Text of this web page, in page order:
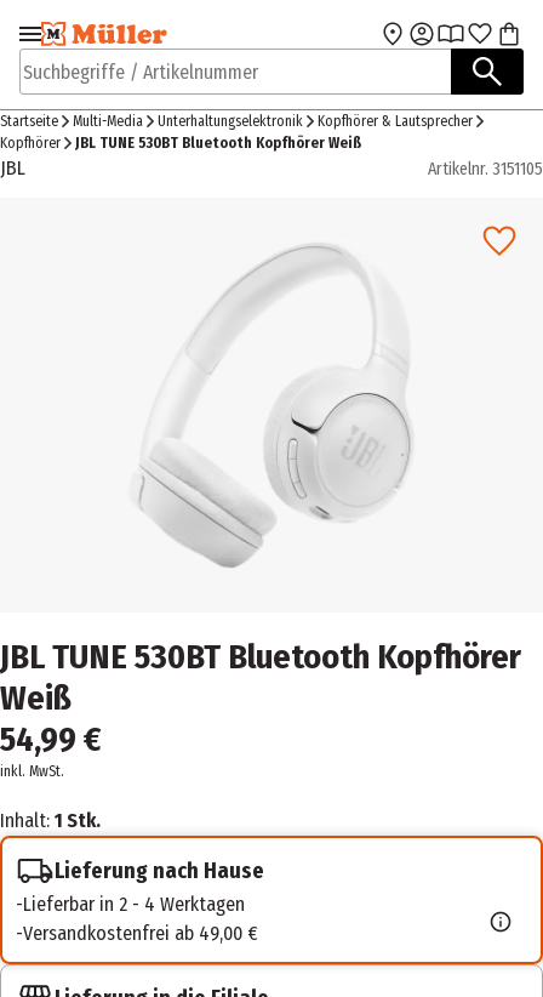
Zur Navigation
springen
Zum Hauptinhalt
Suchbegriffe / Artikelnummer
Startseite Multi-Media Unterhaltungselektronik
Kopfhörer & Lautsprecher
Kopfhörer
JBL TUNE 530BT Bluetooth Kopfhörer Weiß
JBL Artikelnr. 3151105
JBL TUNE 530BT Bluetooth Kopfhörer
Weiß
54,99 €
inkl. MwSt.
Inhalt: 1 Stk.
Lieferung nach Hause
Lieferbar in 2 - 4 Werktagen
Versandkostenfrei ab 49,00 €